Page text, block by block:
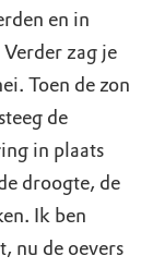
en in
zag je
Toen de zon
de
in plaats
droogte, de
Ik ben
nu de oevers